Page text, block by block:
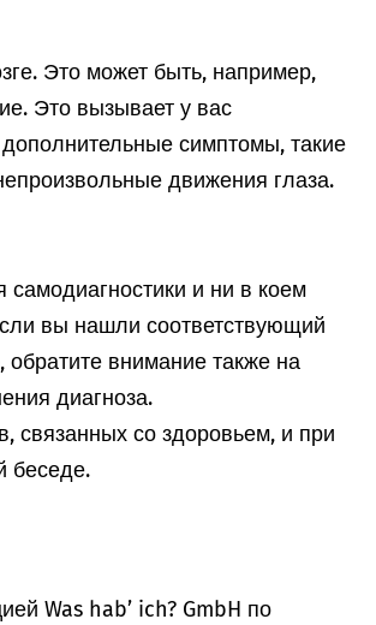
Это может быть, например,
Это вызывает у вас
симптомы, такие
движения глаза.
и ни в коем
вы нашли соответствующий
внимание также на
диагноза.
связанных со здоровьем, и при
беседе.
Was hab’ ich? GmbH по